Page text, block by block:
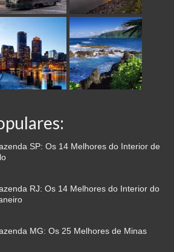
SP: Os 14 Melhores do Interior de
RJ: Os 14 Melhores do Interior do
MG: Os 25 Melhores de Minas